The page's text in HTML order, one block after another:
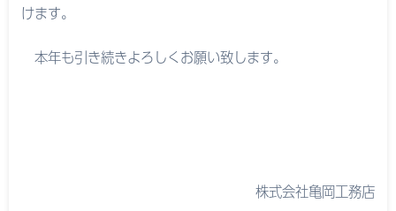
けます。
本年も引き続きよろしくお願い致します。
株式会社亀岡工務店